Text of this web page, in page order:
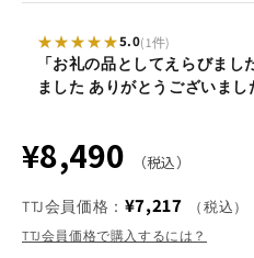
★★★★★5.0(1件)
「お礼の品としてえらびま
ました ありがとうございまし
¥8,490 （税込）
TTJ会員価格： ¥7,217 （税込）
TTJ会員価格で購入するには？